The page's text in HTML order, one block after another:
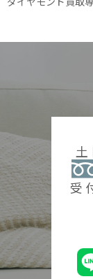
受